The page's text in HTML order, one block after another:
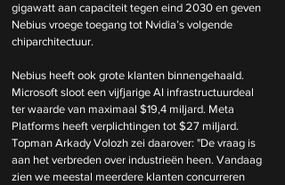
gigawatt aan capaciteit tegen eind 2030 en geven
Nebius vroege toegang tot Nvidia’s volgende
chiparchitectuur.
Nebius heeft ook grote klanten binnengehaald.
Microsoft sloot een vijfjarige AI infrastructuurdeal
ter waarde van maximaal $19,4 miljard. Meta
Platforms heeft verplichtingen tot $27 miljard.
Topman Arkady Volozh zei daarover: "De vraag is
aan het verbreden over industrieën heen. Vandaag
zien we meestal meerdere klanten concurreren